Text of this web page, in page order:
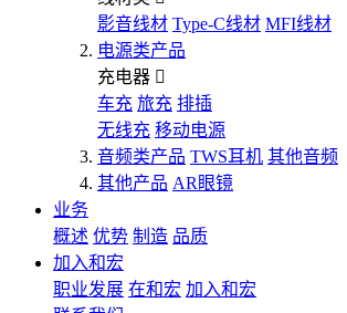
影音线材 Type-C线材 MFI线材
电源类产品
充电器
车充 旅充 排插
无线充 移动电源
音频类产品 TWS耳机 其他音频
其他产品 AR眼镜
业务
概述 优势 制造 品质
加入和宏
职业发展 在和宏 加入和宏